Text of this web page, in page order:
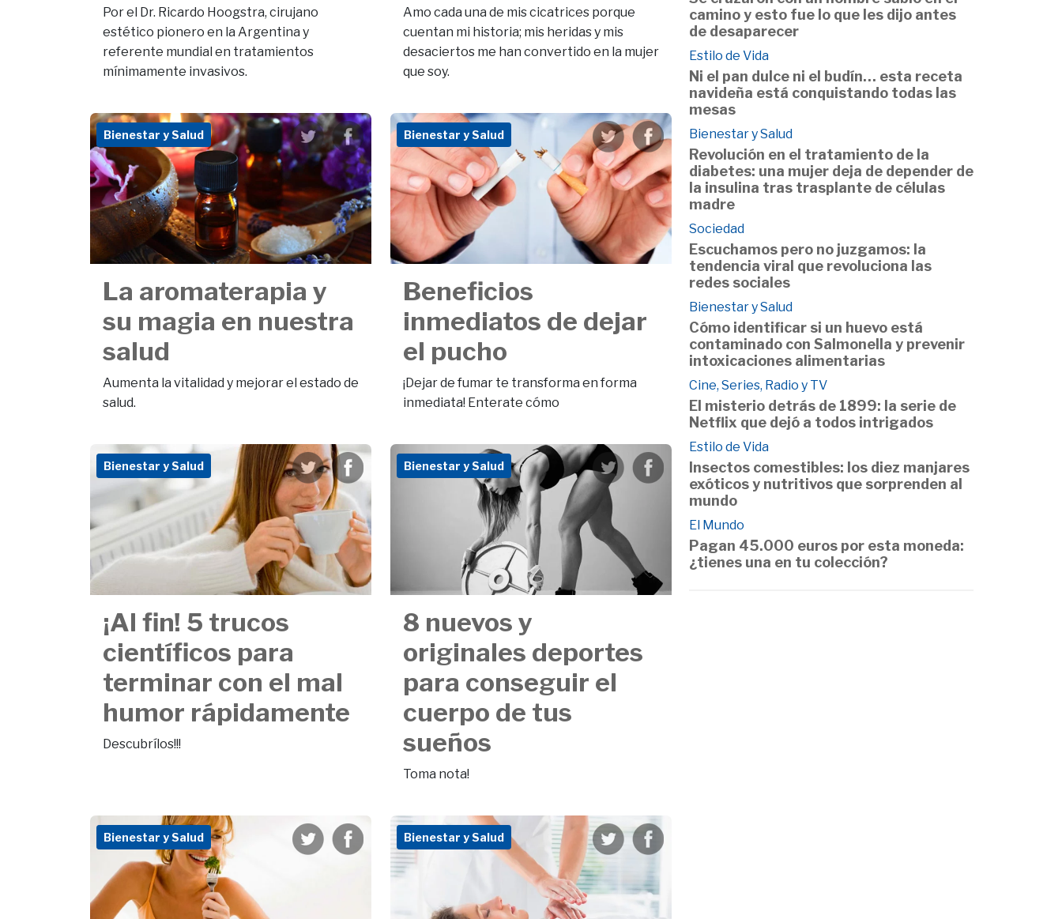
Por el Dr. Ricardo Hoogstra, cirujano
estético pionero en la Argentina y
referente mundial en tratamientos
mínimamente invasivos.
Amo cada una de mis cicatrices porque
cuentan mi historia; mis heridas y mis
desaciertos me han convertido en la mujer
que soy.
Bienestar y Salud
La aromaterapia y
su magia en nuestra
salud
Aumenta la vitalidad y mejorar el estado de
salud.
Bienestar y Salud
Beneficios
inmediatos de dejar
el pucho
¡Dejar de fumar te transforma en forma
inmediata! Enterate cómo
Bienestar y Salud
¡Al fin! 5 trucos
científicos para
terminar con el mal
humor rápidamente
Descubrílos!!!
Bienestar y Salud
8 nuevos y
originales deportes
para conseguir el
cuerpo de tus
sueños
Toma nota!
Bienestar y Salud Bienestar y Salud
camino y esto fue lo que les dijo antes
de desaparecer
Estilo de Vida
Ni el pan dulce ni el budín… esta receta
navideña está conquistando todas las
mesas
Bienestar y Salud
Revolución en el tratamiento de la
diabetes: una mujer deja de depender de
la insulina tras trasplante de células
madre
Sociedad
Escuchamos pero no juzgamos: la
tendencia viral que revoluciona las
redes sociales
Bienestar y Salud
Cómo identificar si un huevo está
contaminado con Salmonella y prevenir
intoxicaciones alimentarias
Cine, Series, Radio y TV
El misterio detrás de 1899: la serie de
Netflix que dejó a todos intrigados
Estilo de Vida
Insectos comestibles: los diez manjares
exóticos y nutritivos que sorprenden al
mundo
El Mundo
Pagan 45.000 euros por esta moneda:
¿tienes una en tu colección?